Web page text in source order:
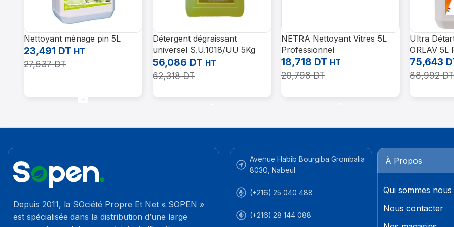
Nettoyant ménage pin 5L
23,491 DT HT
27,637DT
Détergent dégraissant
universel S.U.1018/UU 5Kg
ECOCHEM
56,086 DT HT
62,318DT
NETRA Nettoyant Vitres 5L
Professionnel
18,718 DT HT
20,798DT
Ultra
ORLAV 5L
75,643
88,992DT
Depuis 2011, la SOciété Propre Et Net « SOPEN »
est spécialisée dans la distribution d’une large
Avenue Habib Bourgiba Grombalia
8030, Nabeul
(+216) 25 040 488
(+216) 28 144 088
À Propos
Qui sommes nous
Nous contacter